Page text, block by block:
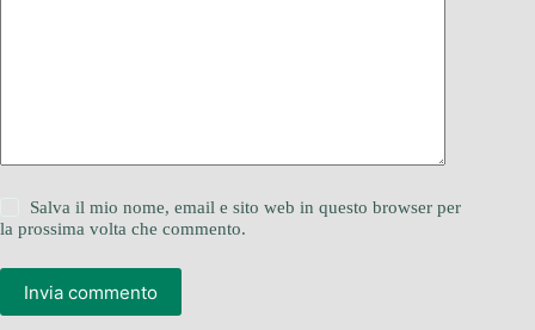
Salva il mio nome, email e sito web in questo browser per
la prossima volta che commento.
Invia commento